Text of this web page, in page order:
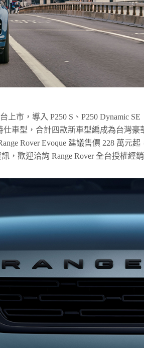
上市，導入 P250 S、P250 Dynamic SE
車型，合計四款新車型編成為台灣豪
Rover Evoque 建議售價 228 萬元起
，歡迎洽詢 Range Rover 全台授權經銷